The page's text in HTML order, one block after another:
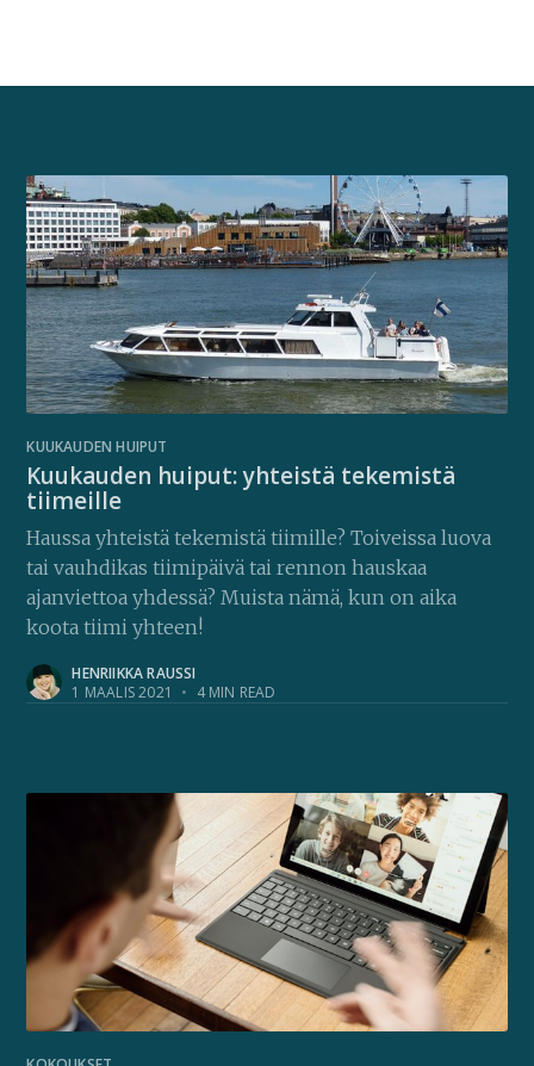
KUUKAUDEN HUIPUT
Kuukauden huiput: yhteistä tekemistä
tiimeille
Haussa yhteistä tekemistä tiimille? Toiveissa luova
tai vauhdikas tiimipäivä tai rennon hauskaa
ajanviettoa yhdessä? Muista nämä, kun on aika
koota tiimi yhteen!
HENRIIKKA RAUSSI
1 MAALIS 2021
• 4 MIN READ